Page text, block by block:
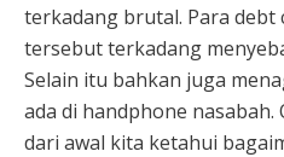
terkadang brutal. Para
tersebut terkadang
Selain itu bahkan juga
ada di handphone
dari awal kita ketahui